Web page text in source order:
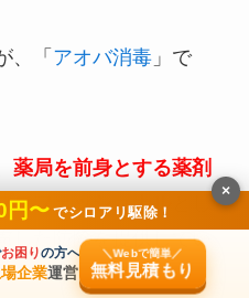
、「 アオバ消毒」で
薬局を前身とする薬剤
ロフェッショナル
した防除を提供してい
円〜 でシロアリ駆除！
お困りの方へ
企業運営
＼Webで簡単／
無料見積もり
×